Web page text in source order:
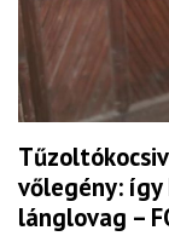
vőlegény:
lánglovag –